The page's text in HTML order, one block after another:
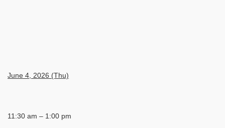
June 4, 2026 (Thu)
11:30 am – 1:00 pm